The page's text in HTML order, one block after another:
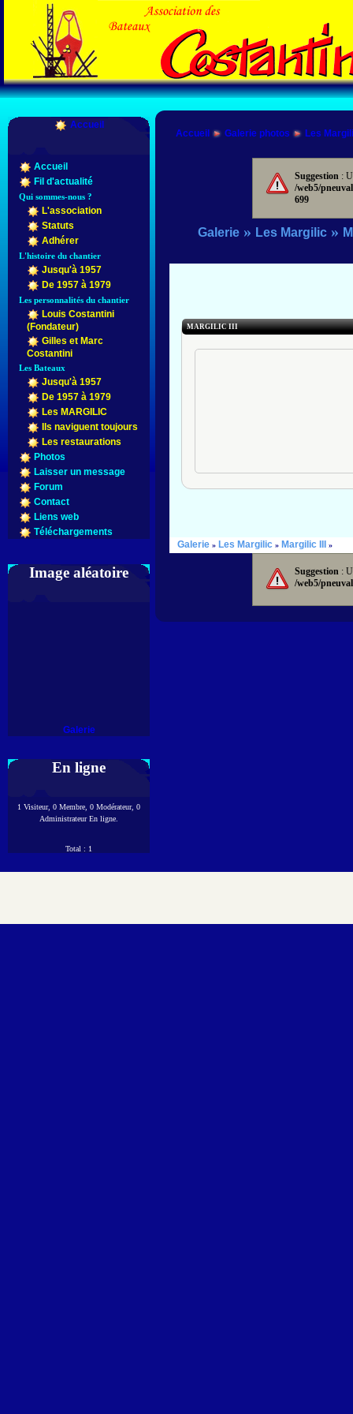
Accueil
Accueil
Fil d'actualité
Qui sommes-nous ?
L'association
Statuts
Adhérer
L'histoire du chantier
Jusqu'à 1957
De 1957 à 1979
Les personnalités du chantier
Louis Costantini
(Fondateur)
Gilles et Marc
Costantini
Les Bateaux
Jusqu'à 1957
De 1957 à 1979
Les MARGILIC
Ils naviguent toujours
Les restaurations
Photos
Laisser un message
Forum
Contact
Liens web
Téléchargements
Image aléatoire
Galerie
En ligne
1 Visiteur, 0 Membre, 0 Modérateur, 0
Administrateur En ligne.
Total : 1
Accueil Galerie photos Les
Suggestion :
/web5/
699
Galerie» Les Margilic»
MARGILIC III
Galerie» Les Margilic» Margilic III »
Suggestion :
/web5/